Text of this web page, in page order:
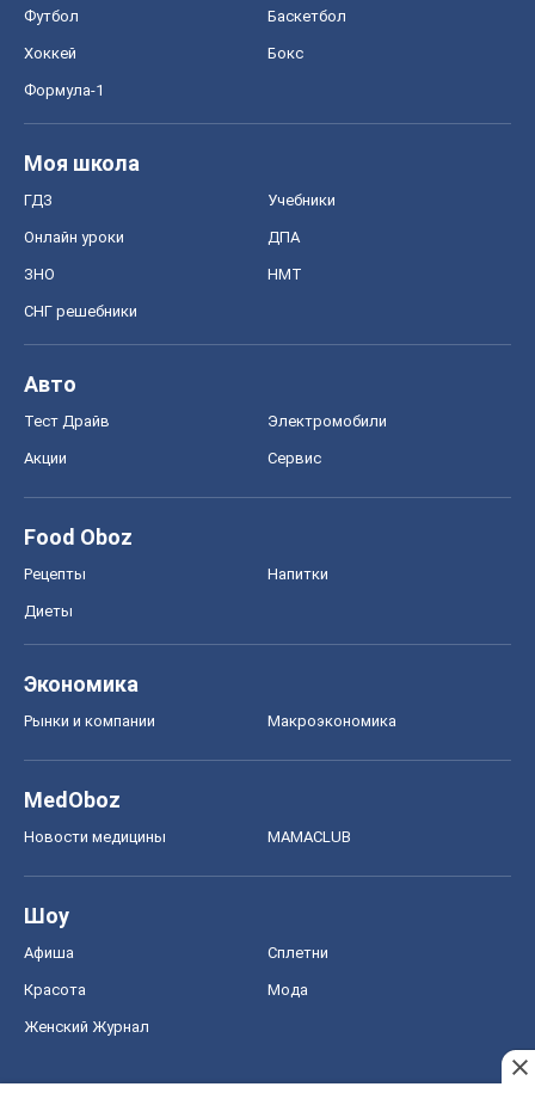
Футбол Баскетбол
Хоккей Бокс
Формула-1
Моя школа
ГДЗ Учебники
Онлайн уроки ДПА
ЗНО НМТ
СНГ решебники
Авто
Тест Драйв Электромобили
Акции Сервис
Food Oboz
Рецепты Напитки
Диеты
Экономика
Рынки и компании Mакроэкономика
MedOboz
Новости медицины MAMACLUB
Шоу
Афиша Сплетни
Красота Мода
Женский Журнал